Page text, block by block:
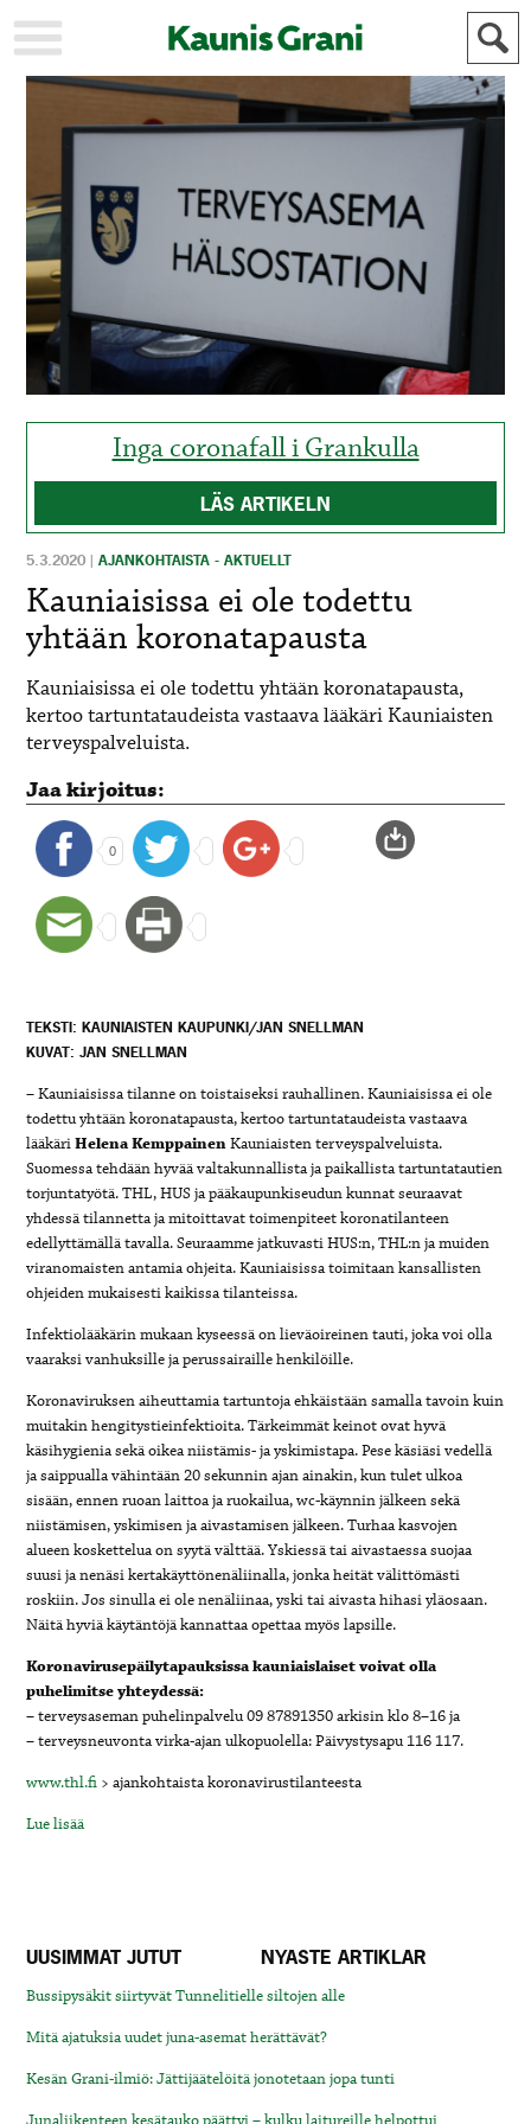
STADEN
AJANKOHTAISTA
AKTUELLT
URHEILU
KULTTUURI
KULTUR
HISTORIA
HISTORIA
YLEINEN
ALLMÄN
MAINOSTAJILLE
FÖR
ANNONSÖRER
Inga coronafall i Grankulla
LÄS ARTIKELN
5.3.2020 |AJANKOHTAISTA - AKTUELLT
Kauniaisissa ei ole todettu
yhtään koronatapausta
Kauniaisissa ei ole todettu yhtään koronatapausta,
kertoo tartuntataudeista vastaava lääkäri Kauniaisten
terveyspalveluista.
Jaa kirjoitus:
0
TEKSTI: KAUNIAISTEN KAUPUNKI/JAN SNELLMAN
KUVAT: JAN SNELLMAN
– Kauniaisissa tilanne on toistaiseksi rauhallinen. Kauniaisissa ei ole
todettu yhtään koronatapausta, kertoo tartuntataudeista vastaava
lääkäriHelena KemppainenKauniaisten terveyspalveluista.
Suomessa tehdään hyvää valtakunnallista ja paikallista tartuntatautien
torjuntatyötä. THL, HUS ja pääkaupunkiseudun kunnat seuraavat
yhdessä tilannetta ja mitoittavat toimenpiteet koronatilanteen
edellyttämällä tavalla. Seuraamme jatkuvasti HUS:n, THL:n ja muiden
viranomaisten antamia ohjeita. Kauniaisissa toimitaan kansallisten
ohjeiden mukaisesti kaikissa tilanteissa.
Infektiolääkärin mukaan kyseessä on lieväoireinen tauti, joka voi olla
vaaraksi vanhuksille ja perussairaille henkilöille.
Koronaviruksen aiheuttamia tartuntoja ehkäistään samalla tavoin kuin
muitakin hengitystieinfektioita. Tärkeimmät keinot ovat hyvä
käsihygienia sekä oikea niistämis- ja yskimistapa. Pese käsiäsi vedellä
ja saippualla vähintään 20 sekunnin ajan ainakin, kun tulet ulkoa
sisään, ennen ruoan laittoa ja ruokailua, wc-käynnin jälkeen sekä
niistämisen, yskimisen ja aivastamisen jälkeen. Turhaa kasvojen
alueen koskettelua on syytä välttää. Yskiessä tai aivastaessa suojaa
suusi ja nenäsi kertakäyttönenäliinalla, jonka heität välittömästi
roskiin. Jos sinulla ei ole nenäliinaa, yski tai aivasta hihasi yläosaan.
Näitä hyviä käytäntöjä kannattaa opettaa myös lapsille.
Koronavirusepäilytapauksissa kauniaislaiset voivat olla
puhelimitse yhteydessä:
– terveysaseman puhelinpalvelu 09 87891350 arkisin klo 8–16 ja
– terveysneuvonta virka-ajan ulkopuolella: Päivystysapu 116 117.
www.thl.fi > ajankohtaista koronavirustilanteesta
Lue lisää
UUSIMMAT JUTUT NYASTE ARTIKLAR
Bussipysäkit siirtyvät Tunnelitielle siltojen alle
Mitä ajatuksia uudet juna-asemat herättävät?
Kesän Grani-ilmiö: Jättijäätelöitä jonotetaan jopa tunti